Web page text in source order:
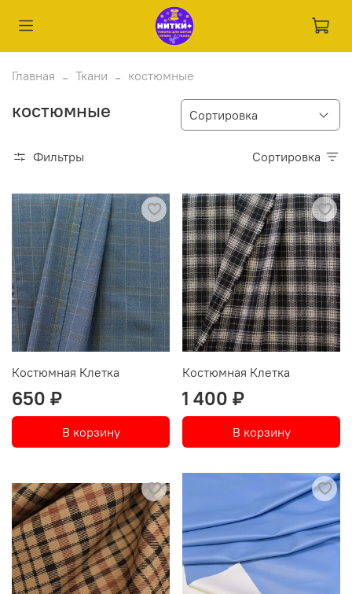
Главная Ткани костюмные
костюмные
Фильтры Сортировка
Костюмная Клетка
650 ₽
В корзину
Костюмная Клетка
1 400 ₽
В корзину